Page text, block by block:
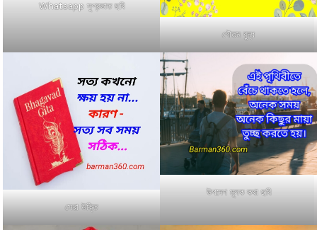
Whatsapp সুপ্রভাত ছবি
গৌতম বুদ্ধ
সেরা উক্তি
উপদেশ মূলক কথা ছবি